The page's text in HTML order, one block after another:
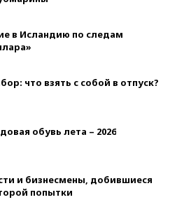
в Исландию по следам
что взять с собой в отпуск?
обувь лета – 2026
и бизнесмены, добившиеся
попытки